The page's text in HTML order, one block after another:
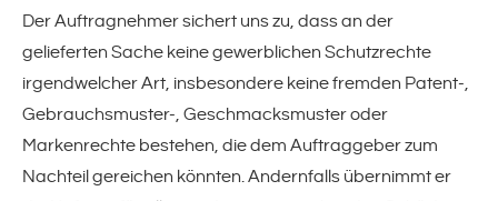
Der Auftragnehmer sichert uns zu, dass an der
gelieferten Sache keine gewerblichen Schutzrechte
irgendwelcher Art, insbesondere keine fremden Patent-,
Gebrauchsmuster-, Geschmacksmuster oder
Markenrechte bestehen, die dem Auftraggeber zum
Nachteil gereichen könnten. Andernfalls übernimmt er